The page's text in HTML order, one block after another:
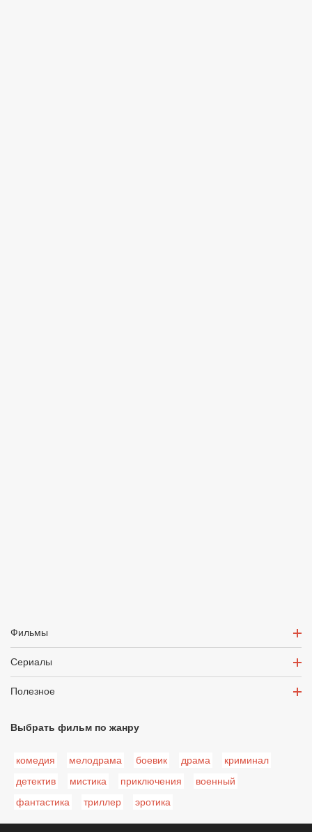
Фильмы
Сериалы
Полезное
Выбрать фильм по жанру
комедия мелодрама боевик драма
криминал
детектив
мистика приключения
военный
фантастика
триллер эротика